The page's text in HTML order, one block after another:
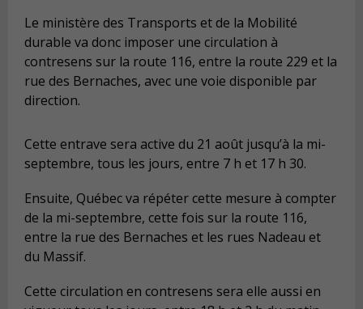
Le ministère des Transports et de la Mobilité
durable va donc imposer une circulation à
contresens sur la route 116, entre la route 229 et la
rue des Bernaches, avec une voie disponible par
direction.
Cette entrave sera active du 21 août jusqu’à la mi-
septembre, tous les jours, entre 7 h et 17 h 30.
Ensuite, Québec va répéter cette mesure à compter
de la mi-septembre, cette fois sur la route 116,
entre la rue des Bernaches et les rues Nadeau et
du Massif.
Cette circulation en contresens sera elle aussi en